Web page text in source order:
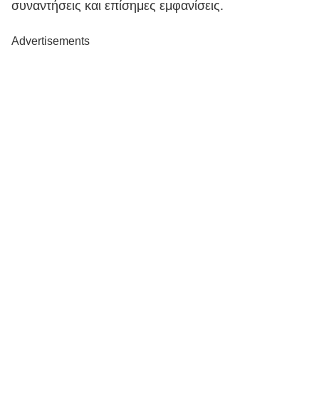
συναντήσεις και επίσημες εμφανίσεις.
Advertisements